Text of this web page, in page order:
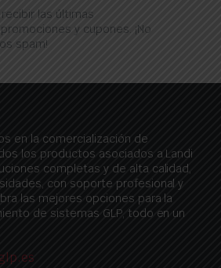
las últimas
y cupones. ¡No
spam!
en la comercialización de
los productos asociados a Landi
completas y de alta calidad,
con soporte profesional y
las mejores opciones para la
de sistemas GLP, todo en un